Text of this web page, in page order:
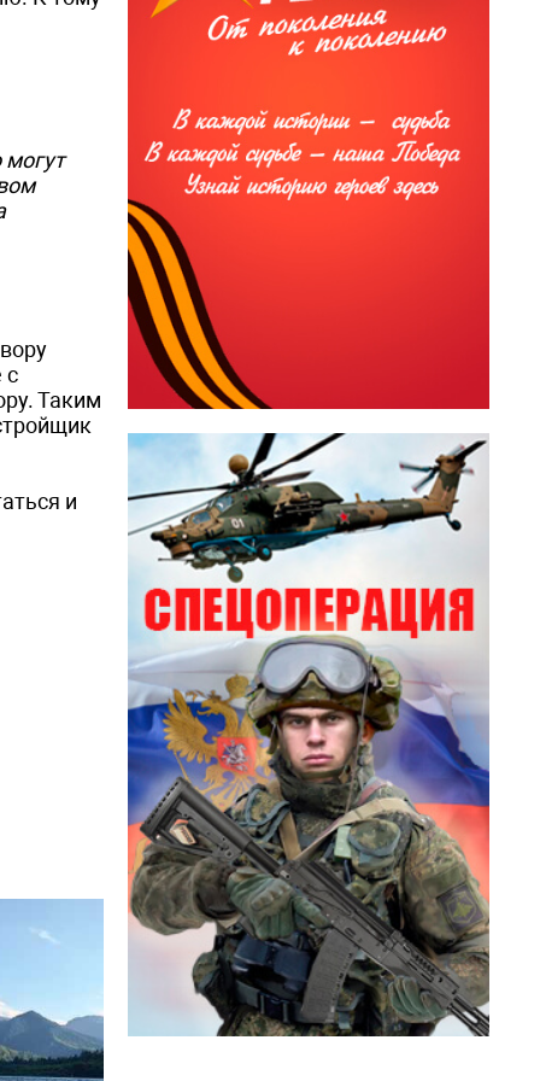
могут
с
Таким
и